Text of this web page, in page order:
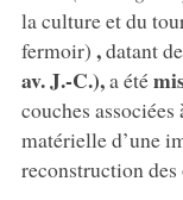
la culture et du
fermoir) ,datant
av. J.-C.),a été
couches associées
matérielle d’une
reconstruction